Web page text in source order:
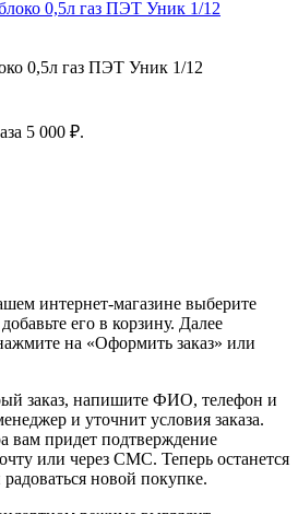
0,5л газ ПЭТ Уник 1/12
5 000 ₽.
интернет-магазине выберите
его в корзину. Далее
на «Оформить заказ» или
заказ, напишите ФИО, телефон и
и уточнит условия заказа.
вам придет подтверждение
или через СМС. Теперь останется
новой покупке.